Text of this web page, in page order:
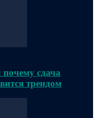
сдача
трендом